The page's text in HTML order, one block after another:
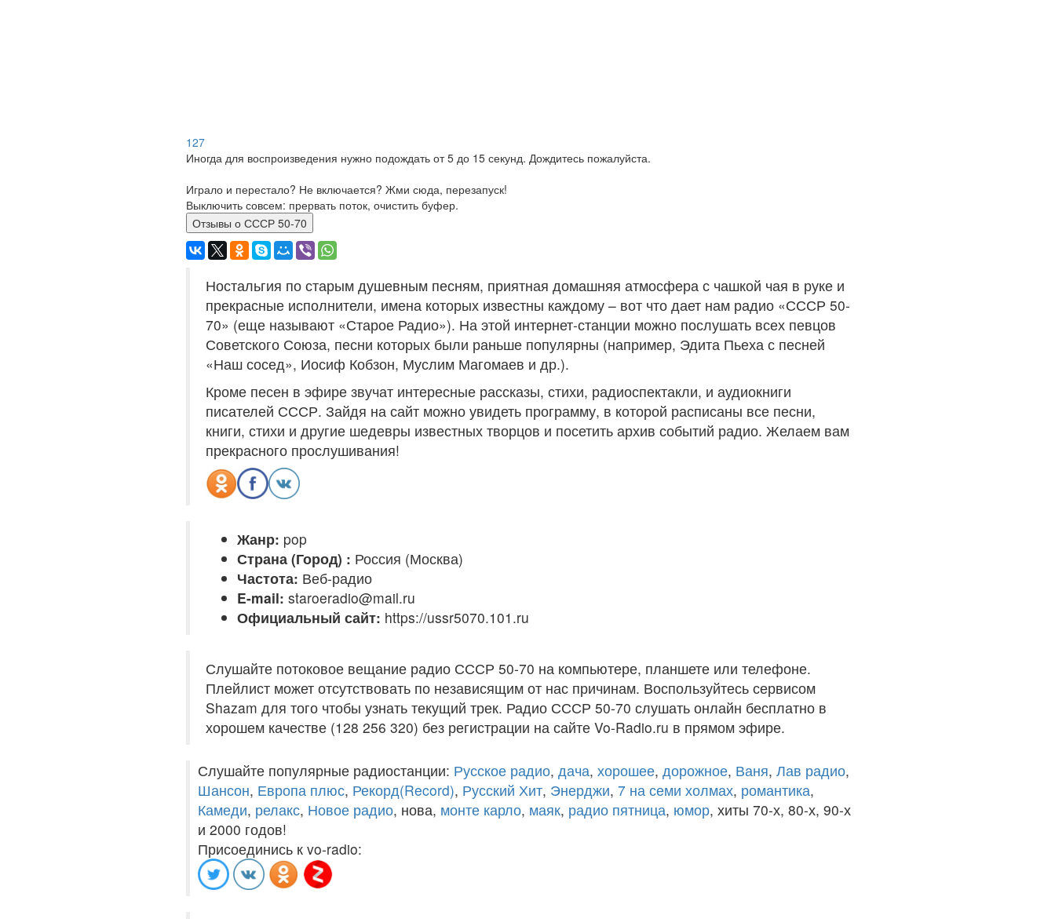
127
Иногда для воспроизведения нужно подождать от 5 до 15 секунд. Дождитесь пожалуйста.
Играло и перестало? Не включается? Жми сюда, перезапуск!
Выключить совсем: прервать поток, очистить буфер.
Отзывы о СССР 50-70
Ностальгия по старым душевным песням, приятная домашняя атмосфера с чашкой чая в руке и
прекрасные исполнители, имена которых известны каждому – вот что дает нам радио «СССР 50-
70» (еще называют «Старое Радио»). На этой интернет-станции можно послушать всех певцов
Советского Союза, песни которых были раньше популярны (например, Эдита Пьеха с песней
«Наш сосед», Иосиф Кобзон, Муслим Магомаев и др.).
Кроме песен в эфире звучат интересные рассказы, стихи, радиоспектакли, и аудиокниги
писателей СССР. Зайдя на сайт можно увидеть программу, в которой расписаны все песни,
книги, стихи и другие шедевры известных творцов и посетить архив событий радио. Желаем вам
прекрасного прослушивания!
Жанр: pop
Страна (Город) : Россия (Москва)
Частота: Веб-радио
E-mail: staroeradio@mail.ru
Официальный сайт: https://ussr5070.101.ru
Слушайте потоковое вещание радио СССР 50-70 на компьютере, планшете или телефоне.
Плейлист может отсутствовать по независящим от нас причинам. Воспользуйтесь сервисом
Shazam для того чтобы узнать текущий трек. Радио СССР 50-70 слушать онлайн бесплатно в
хорошем качестве (128 256 320) без регистрации на сайте Vo-Radio.ru в прямом эфире.
Слушайте популярные радиостанции: Русское радио, дача, хорошее, дорожное, Ваня, Лав радио,
Шансон, Европа плюс, Рекорд(Record), Русский Хит, Энерджи, 7 на семи холмах, романтика,
Камеди, релакс, Новое радио, нова, монте карло, маяк, радио пятница, юмор, хиты 70-х, 80-х, 90-х
и 2000 годов!
Присоединись к vo-radio: